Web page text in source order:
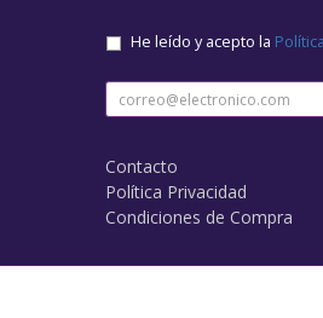
He leído y acepto la
Contacto
Política Privacidad
Condiciones de Compra